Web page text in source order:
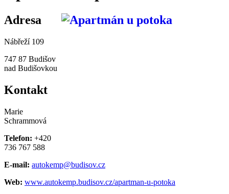
Adresa
Nábřeží 109
747 87 Budišov
nad Budišovkou
Kontakt
Marie
Schrammová
Telefon: +420
736 767 588
E-mail: autokemp@budisov.cz
Web: www.autokemp.budisov.cz/apartman-u-potoka